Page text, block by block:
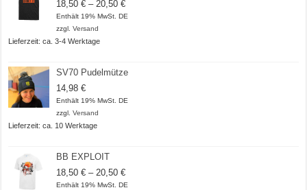
18,50€ – 20,50€Preisspanne:
18,50 €
Enthält 19% MwSt. DE
zzgl.Versand
Lieferzeit: ca. 3-4 Werktage
SV70 Pudelmütze
14,98€
Enthält 19% MwSt. DE
zzgl.Versand
Lieferzeit: ca. 10 Werktage
BB EXPLOIT
18,50€ – 20,50€Preisspanne:
18,50 €
Enthält 19% MwSt. DE